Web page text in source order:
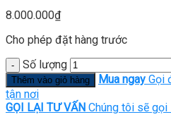
8.000.000₫
Cho phép đặt hàng trước
Số lượng
Thêm vào giỏ hàng Mua ngay Gọi
tận nơi
GỌI LẠI TƯ VẤN Chúng tôi sẽ gọi